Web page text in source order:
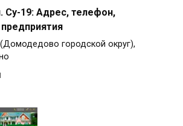
Су-19: Адрес, телефон,
городской округ),